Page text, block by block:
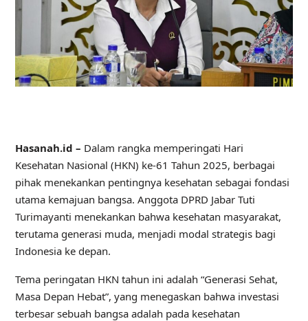
Hasanah.id – Dalam rangka memperingati Hari
Kesehatan Nasional (HKN) ke-61 Tahun 2025, berbagai
pihak menekankan pentingnya kesehatan sebagai fondasi
utama kemajuan bangsa. Anggota DPRD Jabar Tuti
Turimayanti menekankan bahwa kesehatan masyarakat,
terutama generasi muda, menjadi modal strategis bagi
Indonesia ke depan.
Tema peringatan HKN tahun ini adalah “Generasi Sehat,
Masa Depan Hebat”, yang menegaskan bahwa investasi
terbesar sebuah bangsa adalah pada kesehatan